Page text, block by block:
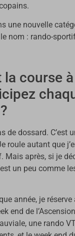
une nouvelle
nom : rando-
la course
de dossard. C’est
roule autant que
Mais après, si je
un peu comme
année, je
end de
une rando